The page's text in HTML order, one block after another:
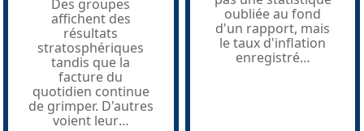
Des groupes
affichent des
résultats
stratosphériques
tandis que la
facture du
quotidien continue
de grimper. D'autres
voient leur…
oubliée au fond
d'un rapport, mais
le taux d'inflation
enregistré…